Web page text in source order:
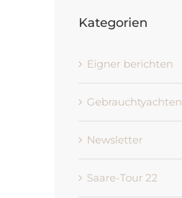
Kategorien
Eigner berichten
Gebrauchtyachten
Newsletter
Saare-Tour 22